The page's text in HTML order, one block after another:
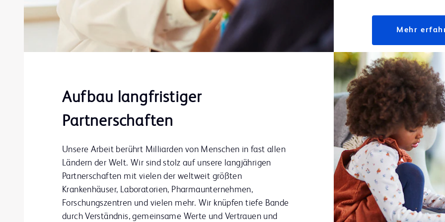
Mehr
Aufbau langfristiger
Partnerschaften
Unsere Arbeit berührt Milliarden von Menschen in fast allen
Ländern der Welt. Wir sind stolz auf unsere langjährigen
Partnerschaften mit vielen der weltweit größten
Krankenhäuser, Laboratorien, Pharmaunternehmen,
Forschungszentren und vielen mehr. Wir knüpfen tiefe Bande
durch Verständnis, gemeinsame Werte und Vertrauen und